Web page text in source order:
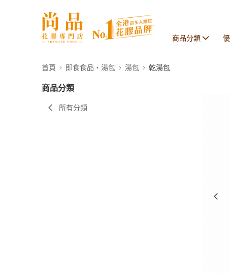
商品分類
首頁 即食食品・湯包 湯包 乾湯包
商品分類
所有分類